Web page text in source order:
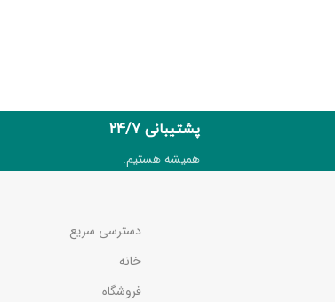
پشتیبانی 24/7
همیشه هستیم.
دسترسی سریع
خانه
فروشگاه